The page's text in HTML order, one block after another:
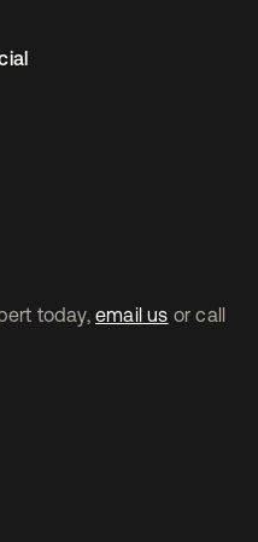
today, email us or call